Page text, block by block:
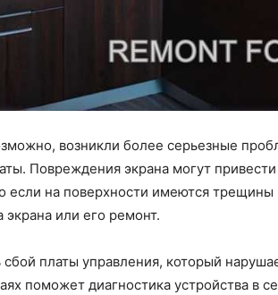
возникли более серьезные
Повреждения экрана могут
если на поверхности имеются
экрана или его ремонт.
платы управления, который
поможет диагностика устройства в